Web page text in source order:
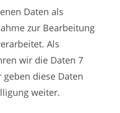
Daten als
zur Bearbeitung
Als
wir die Daten 7
geben diese Daten
weiter.